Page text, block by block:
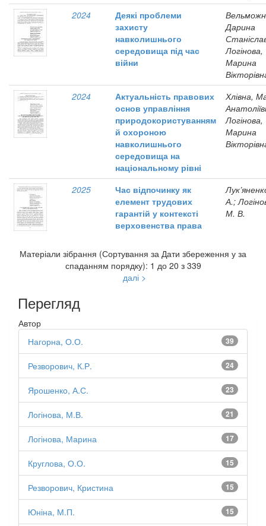
2024
Деякі проблеми
захисту
навколишнього
середовища під час
війни
Дарина
Логінова,
Марина
2024
Актуальність правових
основ управління
природокористуванням
й охороною
навколишнього
середовища на
національному рівні
Хлівна,
Логінова,
Марина
2025
Час відпочинку як
елемент трудових
гарантій у контексті
верховенства права
А.;
М. В.
Матеріали зібрання (Сортування за Дати збереження у за
спаданням порядку): 1 до 20 з 339
далі >
Перегляд
Автор
39
Нагорна, О.О.
24
Резворович, К.Р.
23
Ярошенко, А.С.
21
Логінова, М.В.
17
Логінова, Марина
15
Круглова, О.О.
15
Резворович, Кристина
15
Юніна, М.П.